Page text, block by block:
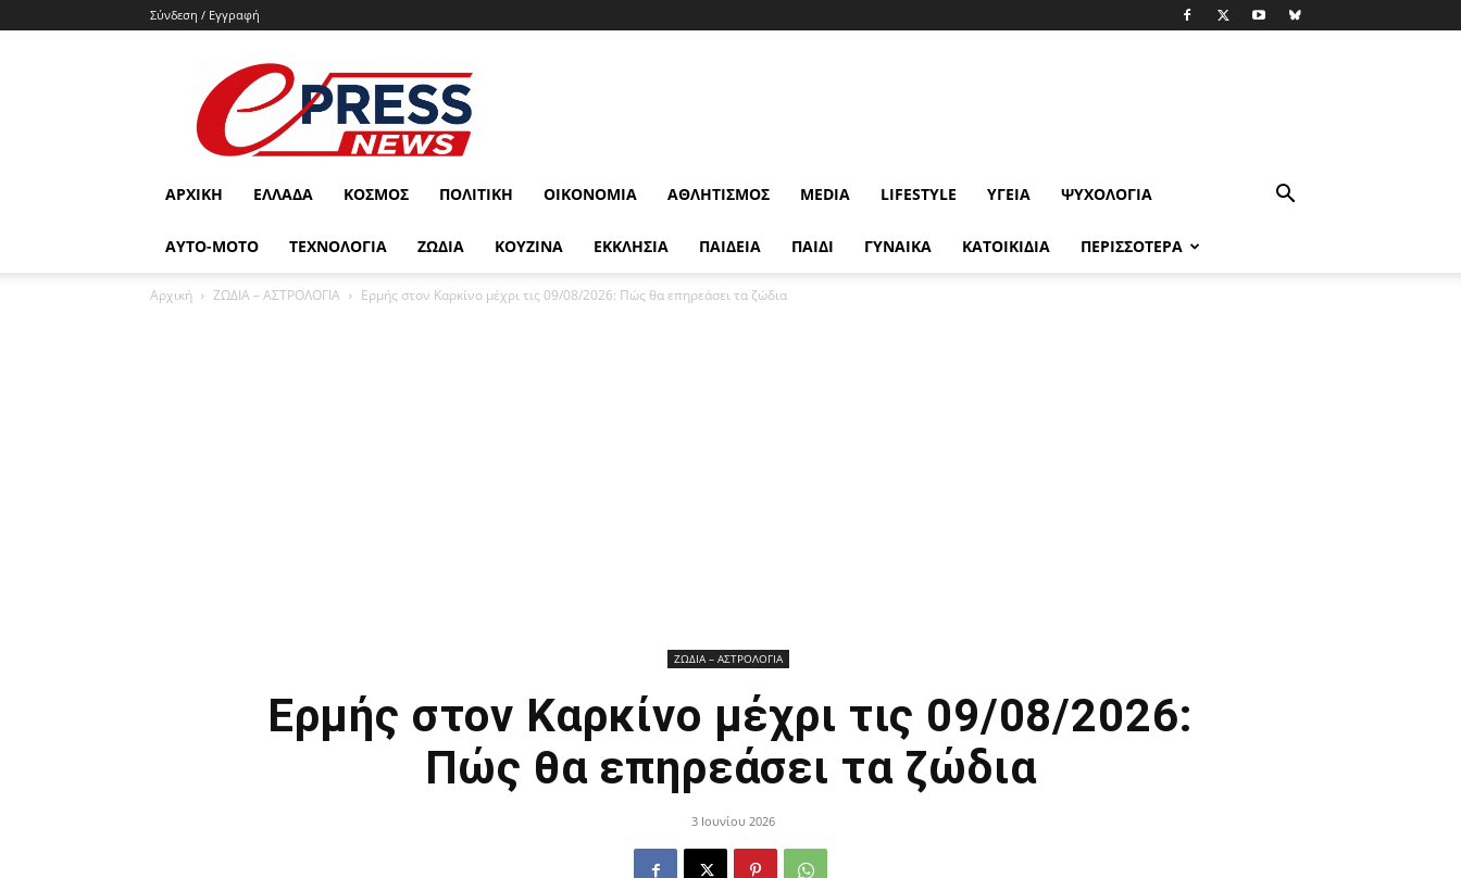
Σύνδεση / Εγγραφή
e-
press.gr
ΑΡΧΙΚΉ ΕΛΛΆΔΑ ΚΌΣΜΟΣ ΠΟΛΙΤΙΚΉ ΟΙΚΟΝΟΜΊΑ ΑΘΛΗΤΙΣΜΌΣ MEDIA LIFESTYLE ΥΓΕΊΑ ΨΥΧΟΛΟΓΙΑ
ΑΥΤΟ-ΜΟΤΟ ΤΕΧΝΟΛΟΓΙΑ ΖΩΔΙΑ ΚΟΥΖΙΝΑ ΕΚΚΛΗΣΙΑ ΠΑΙΔΕΙΑ ΠΑΙΔΙ ΓΥΝΑΙΚΑ ΚΑΤΟΙΚΙΔΙΑ ΠΕΡΙΣΣΟΤΕΡΑ
Αρχική ΖΩΔΙΑ – ΑΣΤΡΟΛΟΓΙΑ Ερμής στον Καρκίνο μέχρι τις 09/08/2026: Πώς θα επηρεάσει τα ζώδια
ΖΩΔΙΑ – ΑΣΤΡΟΛΟΓΙΑ
Ερμής στον Καρκίνο μέχρι τις 09/08/2026:
Πώς θα επηρεάσει τα ζώδια
3 Ιουνίου 2026